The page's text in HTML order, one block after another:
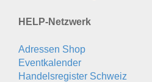
HELP-Netzwerk
Adressen Shop
Eventkalender
Handelsregister Schweiz